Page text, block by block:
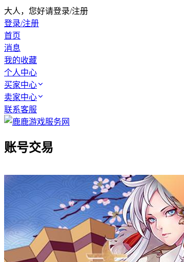
大人，您好请登录/注册
登录/注册
首页
消息
我的收藏
个人中心
买家中心
卖家中心
联系客服
账号交易